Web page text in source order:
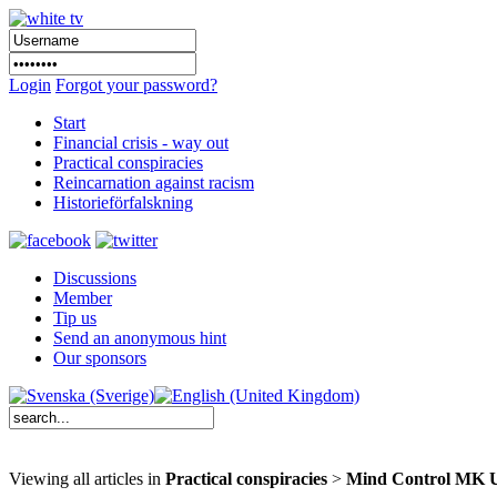
Login Forgot your password?
Start
Financial crisis - way out
Practical conspiracies
Reincarnation against racism
Historieförfalskning
Discussions
Member
Tip us
Send an anonymous hint
Our sponsors
Viewing all articles in Practical conspiracies > Mind Control MK